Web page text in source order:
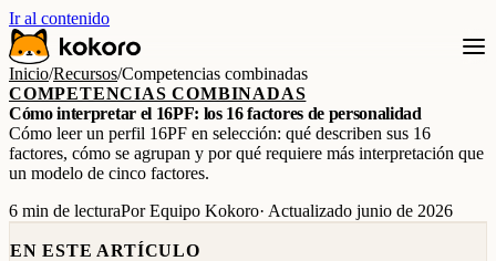
Ir al contenido
Inicio/Recursos/Competencias combinadas
COMPETENCIAS COMBINADAS
Cómo interpretar el 16PF: los 16 factores de personalidad
Cómo leer un perfil 16PF en selección: qué describen sus 16
factores, cómo se agrupan y por qué requiere más interpretación que
un modelo de cinco factores.
6 min de lecturaPor Equipo Kokoro· Actualizado junio de 2026
EN ESTE ARTÍCULO